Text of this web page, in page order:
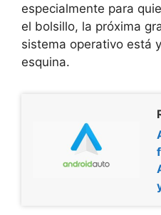
especialmente para
el bolsillo, la próxima
sistema operativo está
esquina.